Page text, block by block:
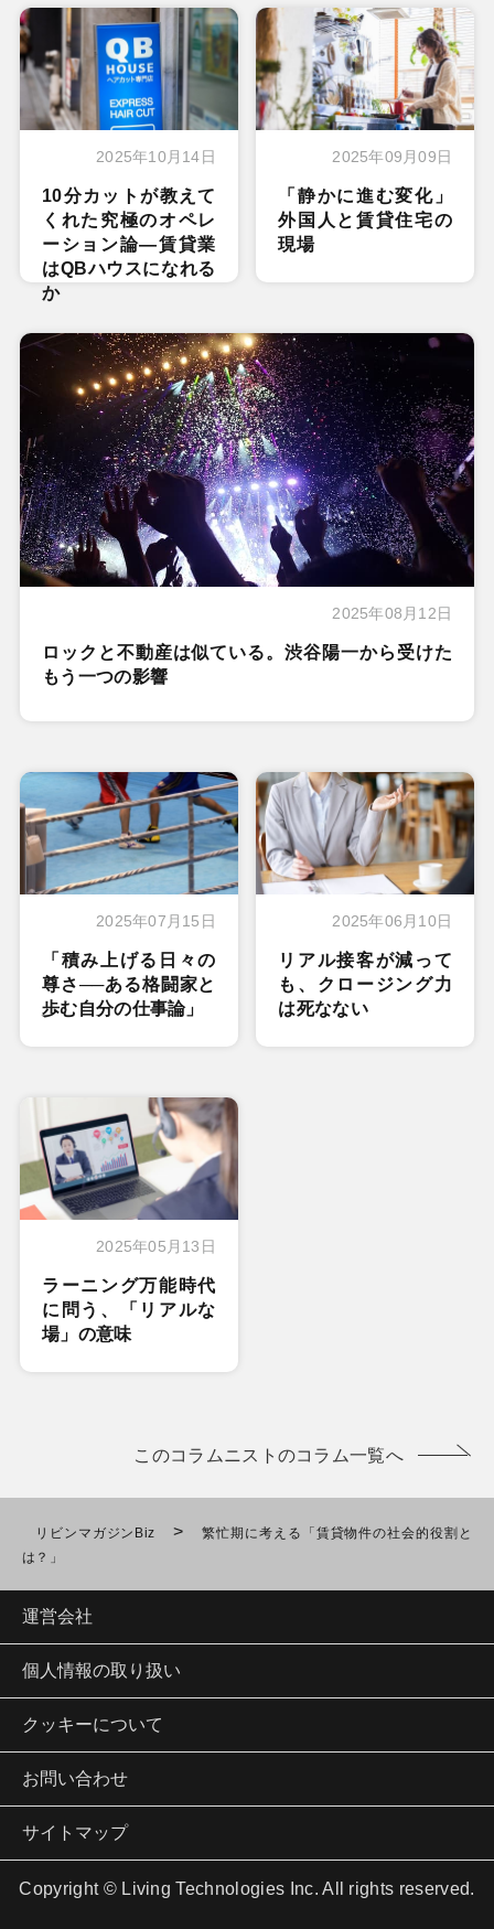
2025年10月14日
10分カットが教えて
くれた究極のオペレ
ーション論―賃貸業
はQBハウスになれる
か
2025年09月09日
「静かに進む変化」
外国人と賃貸住宅の
現場
2025年08月12日
ロックと不動産は似ている。渋谷陽一から受けた
もう一つの影響
2025年07月15日
「積み上げる日々の
尊さ──ある格闘家と
歩む自分の仕事論」
2025年06月10日
リアル接客が減って
も、クロージング力
は死なない
2025年05月13日
ラーニング万能時代
に問う、「リアルな
場」の意味
このコラムニストのコラム一覧へ
リビンマガジンBiz >
繁忙期に考える「賃貸物件の社会的役割と
は？」
運営会社
個人情報の取り扱い
クッキーについて
お問い合わせ
サイトマップ
Copyright © Living Technologies Inc. All rights reserved.